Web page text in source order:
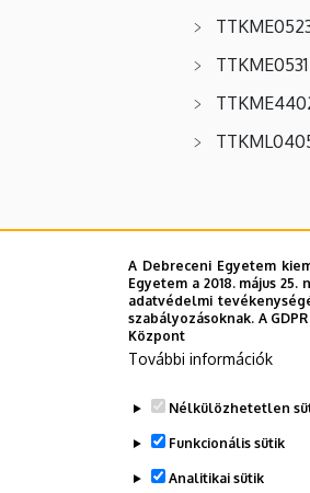
A Debreceni Egyetem
Egyetem a 2018. május
adatvédelmi
szabályozásoknak. A
Központ
További információk
Nélkülözhetetlen
Funkcionális sütik
Analitikai sütik